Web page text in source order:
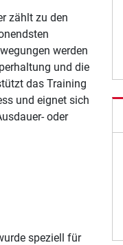
zählt zu den
werden
und die
das Training
und eignet sich
oder
speziell für